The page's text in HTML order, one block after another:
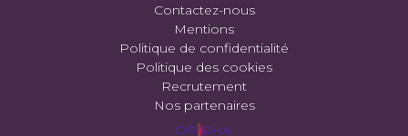
Contactez-nous
Mentions
Politique de confidentialité
Politique des cookies
Recrutement
Nos partenaires